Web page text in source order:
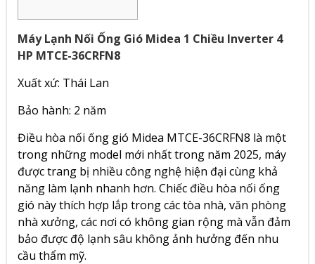
Máy Lạnh Nối Ống Gió Midea 1 Chiều Inverter 4
HP MTCE-36CRFN8
Xuất xứ: Thái Lan
Bảo hành: 2 năm
Điều hòa nối ống gió Midea MTCE-36CRFN8 là một
trong những model mới nhất trong năm 2025, máy
được trang bị nhiều công nghệ hiện đại cùng khả
năng làm lạnh nhanh hơn. Chiếc điều hòa nối ống
gió này thích hợp lắp trong các tòa nhà, văn phòng
nhà xưởng, các nơi có không gian rộng mà vẫn đảm
bảo được độ lạnh sâu không ảnh hưởng đến nhu
cầu thẩm mỹ.